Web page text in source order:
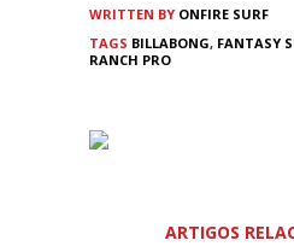
WRITTEN BY ONFIRE SURF
TAGS BILLABONG, FANTASY
RANCH PRO
ARTIGOS